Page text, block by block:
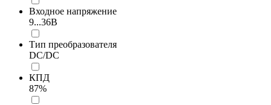
Входное напряжение
9...36В
Тип преобразователя
DC/DC
КПД
87%